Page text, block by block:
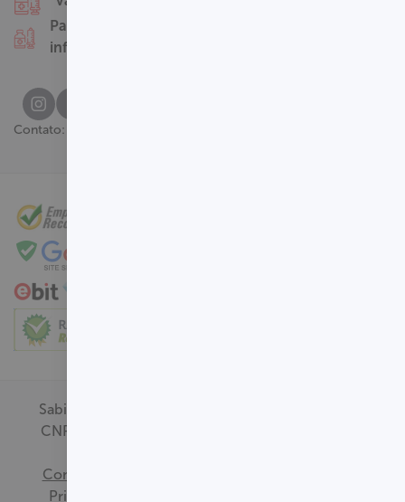
Pacotes
infantis
Contato:
Sabin Medicina Diagnóstica -
CNPJ - 00.718.528/0001-09
Consentimento
Privacidade